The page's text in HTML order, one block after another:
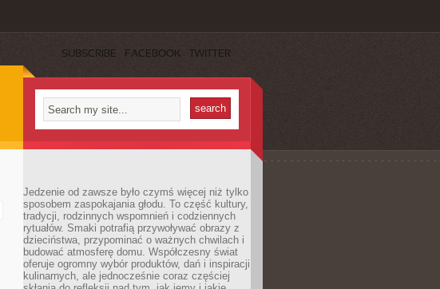
SUBSCRIBE FACEBOOK TWITTER
Jedzenie od zawsze było czymś więcej niż tylko
sposobem zaspokajania głodu. To część kultury,
tradycji, rodzinnych wspomnień i codziennych
rytuałów. Smaki potrafią przywoływać obrazy z
dzieciństwa, przypominać o ważnych chwilach i
budować atmosferę domu. Współczesny świat
oferuje ogromny wybór produktów, dań i inspiracji
kulinarnych, ale jednocześnie coraz częściej